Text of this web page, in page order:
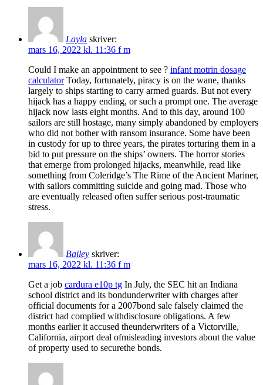
Layla skriver:
mars 16, 2022 kl. 11:36 f m
Could I make an appointment to see ? infant motrin dosage
calculatorToday, fortunately, piracy is on the wane, thanks
largely to ships starting to carry armed guards. But not every
hijack has a happy ending, or such a prompt one. The average
hijack now lasts eight months. And to this day, around 100
sailors are still hostage, many simply abandoned by employers
who did not bother with ransom insurance. Some have been
in custody for up to three years, the pirates torturing them in a
bid to put pressure on the ships’ owners. The horror stories
that emerge from prolonged hijacks, meanwhile, read like
something from Coleridge’s The Rime of the Ancient Mariner,
with sailors committing suicide and going mad. Those who
are eventually released often suffer serious post-traumatic
stress.
Bailey skriver:
mars 16, 2022 kl. 11:36 f m
Get a job cardura e10p tg In July, the SEC hit an Indiana
school district and its bondunderwriter with charges after
official documents for a 2007bond sale falsely claimed the
district had complied withdisclosure obligations. A few
months earlier it accused theunderwriters of a Victorville,
California, airport deal ofmisleading investors about the value
of property used to securethe bonds.